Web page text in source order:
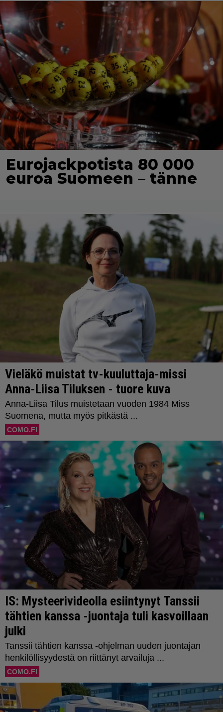
Eurojackpotista 80 000
euroa Suomeen – tänne